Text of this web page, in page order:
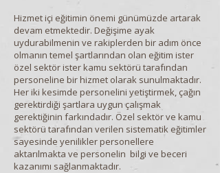
Hizmet içi eğitimin önemi günümüzde artarak
devam etmektedir. Değişime ayak
uydurabilmenin ve rakiplerden bir adım önce
olmanın temel şartlarından olan eğitim ister
özel sektör ister kamu sektörü tarafından
personeline bir hizmet olarak sunulmaktadır.
Her iki kesimde personelini yetiştirmek, çağın
gerektirdiği şartlara uygun çalışmak
gerektiğinin farkındadır. Özel sektör ve kamu
sektörü tarafından verilen sistematik eğitimler
sayesinde yenilikler personellere
aktarılmakta ve personelin bilgi ve beceri
kazanımı sağlanmaktadır.